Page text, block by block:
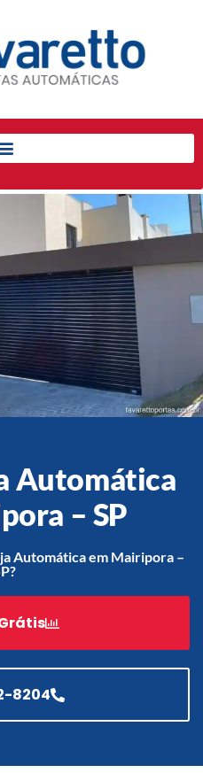
Início
Produtos
Porta de Enrolar Automática
Automatizadores
Acessórios Para Portas de
Enrolar
Pintura eletrostática
Portfólio
Contato
Acessórios
Automatização
Portão de Garagem de
Enrolar em Teresópolis – RJ
Portão de Garagem de
Enrolar em São João de
Portão de Garagem de
Automática
– SP
Automática em Mairipora –
8204